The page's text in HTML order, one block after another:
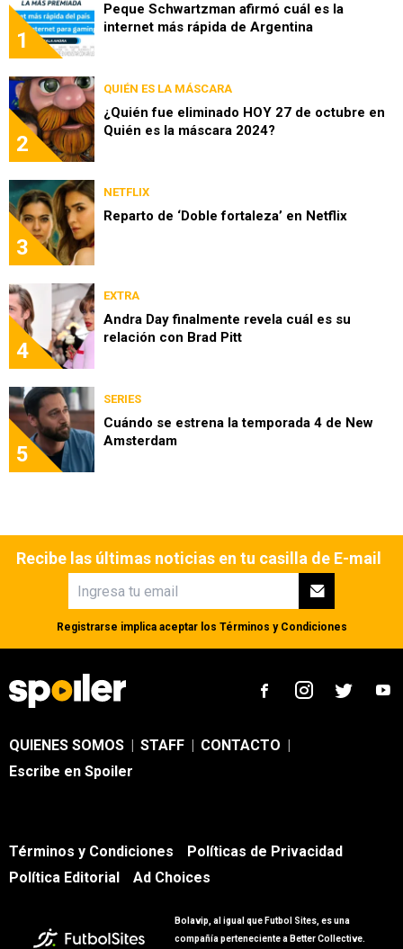
1
Peque Schwartzman afirmó cuál es la
internet más rápida de Argentina
2
QUIÉN ES LA MÁSCARA
¿Quién fue eliminado HOY 27 de octubre en
Quién es la máscara 2024?
3
NETFLIX
Reparto de ‘Doble fortaleza’ en Netflix
4
EXTRA
Andra Day finalmente revela cuál es su
relación con Brad Pitt
5
SERIES
Cuándo se estrena la temporada 4 de New
Amsterdam
Recibe las últimas noticias en tu casilla de E-mail
Registrarse implica aceptar los Términos y Condiciones
QUIENES SOMOS | STAFF | CONTACTO |
Escribe en Spoiler
Términos y Condiciones
Políticas de Privacidad
Política Editorial
Ad Choices
Bolavip, al igual que Futbol Sites, es una
compañía perteneciente a Better Collective.